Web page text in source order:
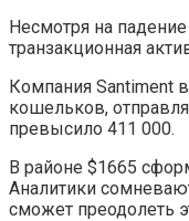
Несмотря на
транзакционная
Компания Santiment
кошельков,
превысило 411 000.
В районе $1665
Аналитики
сможет преодолеть